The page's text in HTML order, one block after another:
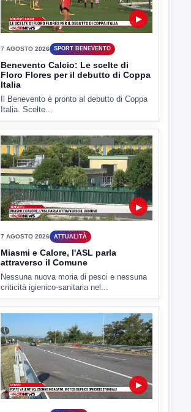
Benevento Calcio: Le scelte di
Floro Flores per il debutto di Coppa
Italia
Il Benevento è pronto al debutto di Coppa
Italia. Scelte...
Miasmi e Calore, l'ASL parla
attraverso il Comune
Nessuna nuova moria di pesci e nessuna
criticità igienico-sanitaria nel...